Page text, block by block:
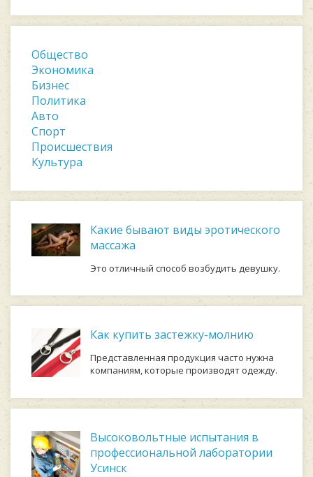
Общество
Экономика
Бизнес
Политика
Авто
Спорт
Происшествия
Культура
Какие бывают виды эротического
массажа
Это отличный способ возбудить девушку.
Как купить застежку-молнию
Представленная продукция часто нужна
компаниям, которые производят одежду.
Высоковольтные испытания в
профессиональной лаборатории
Усинск